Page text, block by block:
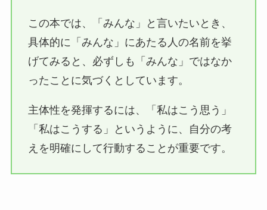
この本では、「みんな」と言いたいとき、
具体的に「みんな」にあたる人の名前を挙
げてみると、必ずしも「みんな」ではなか
ったことに気づくとしています。
主体性を発揮するには、「私はこう思う」
「私はこうする」というように、自分の考
えを明確にして行動することが重要です。